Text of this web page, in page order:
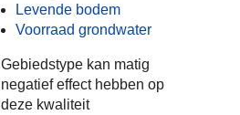
Levende bodem
Voorraad grondwater
Gebiedstype kan matig
negatief effect hebben op
deze kwaliteit